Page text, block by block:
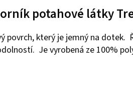
potahové látky
povrch, který je jemný na dotek.
Je vyrobená ze 100%